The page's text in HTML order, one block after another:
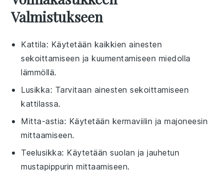
Valmistukseen
Kattila: Käytetään kaikkien ainesten
sekoittamiseen ja kuumentamiseen miedolla
lämmöllä.
Lusikka: Tarvitaan ainesten sekoittamiseen
kattilassa.
Mitta-astia: Käytetään kermaviilin ja majoneesin
mittaamiseen.
Teelusikka: Käytetään suolan ja jauhetun
mustapippurin mittaamiseen.